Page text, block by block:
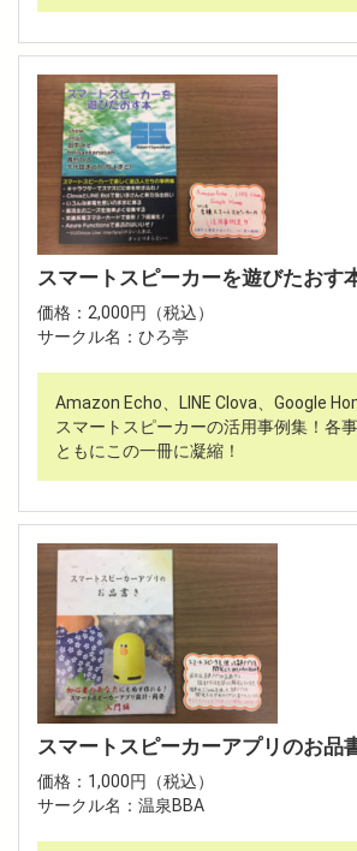
スマートスピーカーを遊びたおす
価格：2,000円（税込）
サークル名：ひろ亭
Amazon Echo、LINE Clova、Google
スマートスピーカーの活用事例集！各
ともにこの一冊に凝縮！
スマートスピーカーアプリのお品
価格：1,000円（税込）
サークル名：温泉BBA